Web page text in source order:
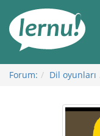
Görüntüleme
Forum: Dil oyunları